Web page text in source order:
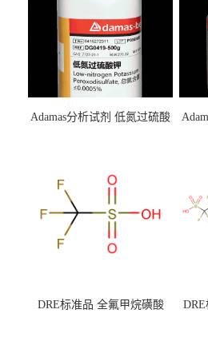
Adamas分析试剂 低氮过硫酸
（泰坦现货供应）
DRE标准品 全氟甲烷磺酸